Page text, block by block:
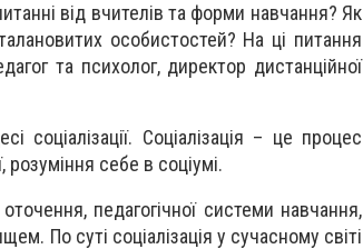
від вчителів та форми навчання? Як
особистостей? На ці питання
та психолог, директор дистанційної
Соціалізація – це процес
розуміння себе в соціумі.
педагогічної системи навчання,
По суті соціалізація у сучасному світі